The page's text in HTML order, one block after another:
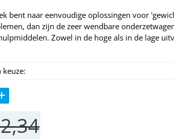
bent naar eenvoudige oplossingen voor
dan zijn de zeer wendbare
Zowel in de hoge als in de lage
34